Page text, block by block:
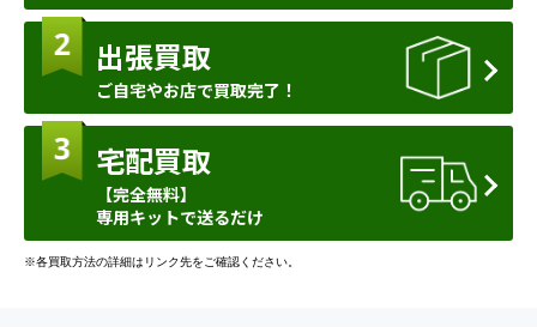
出張買取
ご自宅やお店で買取完了！
宅配買取
【完全無料】
専用キットで送るだけ
※各買取方法の詳細はリンク先をご確認ください。